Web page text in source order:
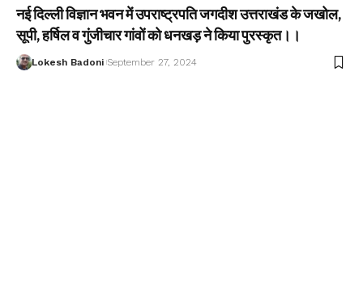
नई दिल्ली विज्ञान भवन में उपराष्ट्रपति जगदीश उत्तराखंड के जखोल,
सूपी, हर्षिल व गुंजीचार गांवों को धनखड़ ने किया पुरस्कृत।।
Lokesh Badoni September 27, 2024